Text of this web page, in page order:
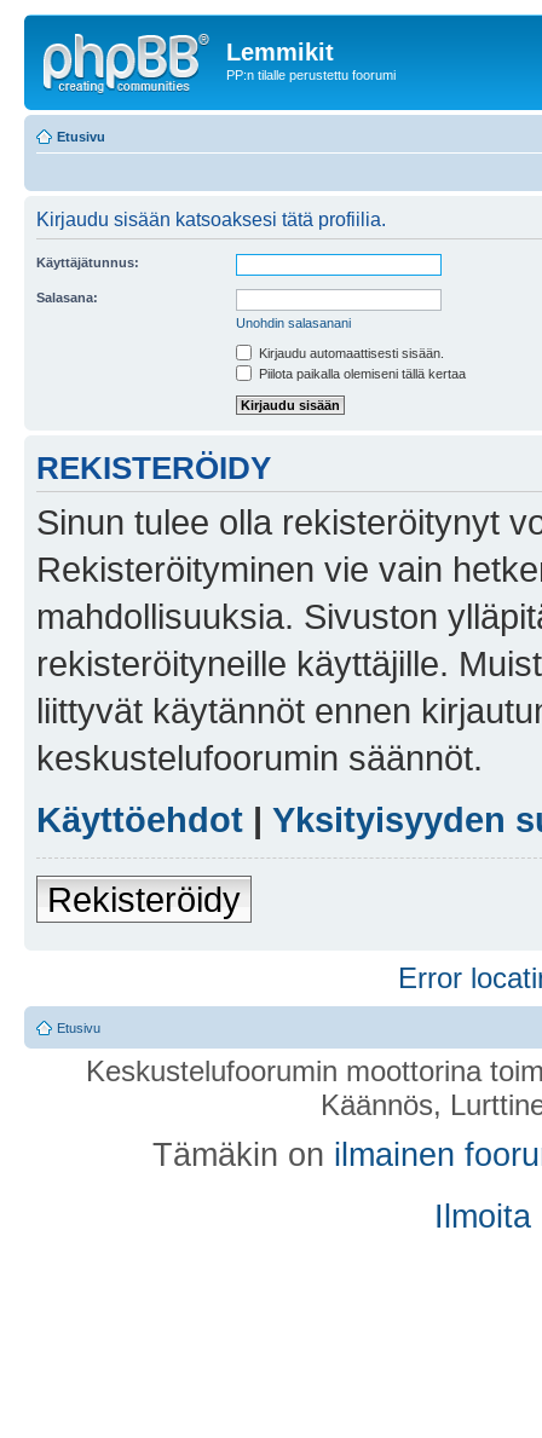
Lemmikit
PP:n tilalle perustettu foorumi
Etusivu
Kirjaudu sisään katsoaksesi tätä profiilia.
Käyttäjätunnus:
Salasana:
Unohdin salasanani
Kirjaudu automaattisesti sisään.
Piilota paikalla olemiseni tällä kertaa
REKISTERÖIDY
Sinun tulee olla rekisteröitynyt
Rekisteröityminen vie vain
mahdollisuuksia. Sivuston
rekisteröityneille käyttäjille.
liittyvät käytännöt ennen
keskustelufoorumin säännöt.
Käyttöehdot | Yksityisyyden
Rekisteröidy
Error
Etusivu
Keskustelufoorumin moottorina
Käännös,
Tämäkin on ilmainen